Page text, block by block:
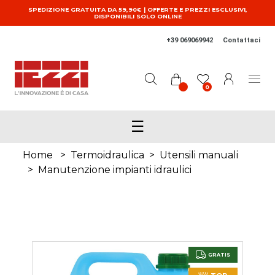
Salta al contenuto principale
SPEDIZIONE GRATUITA DA 59,90€ | OFFERTE E PREZZI ESCLUSIVI,
DISPONIBILI SOLO ONLINE
+39 069069942 Contattaci
0
☰
Home > Termoidraulica > Utensili manuali
>
Manutenzione impianti idraulici
GRATIS